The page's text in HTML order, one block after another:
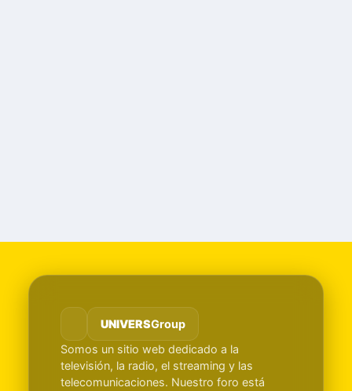
UNIVERSGroup
Somos un sitio web dedicado a la
televisión, la radio, el streaming y las
telecomunicaciones. Nuestro foro está